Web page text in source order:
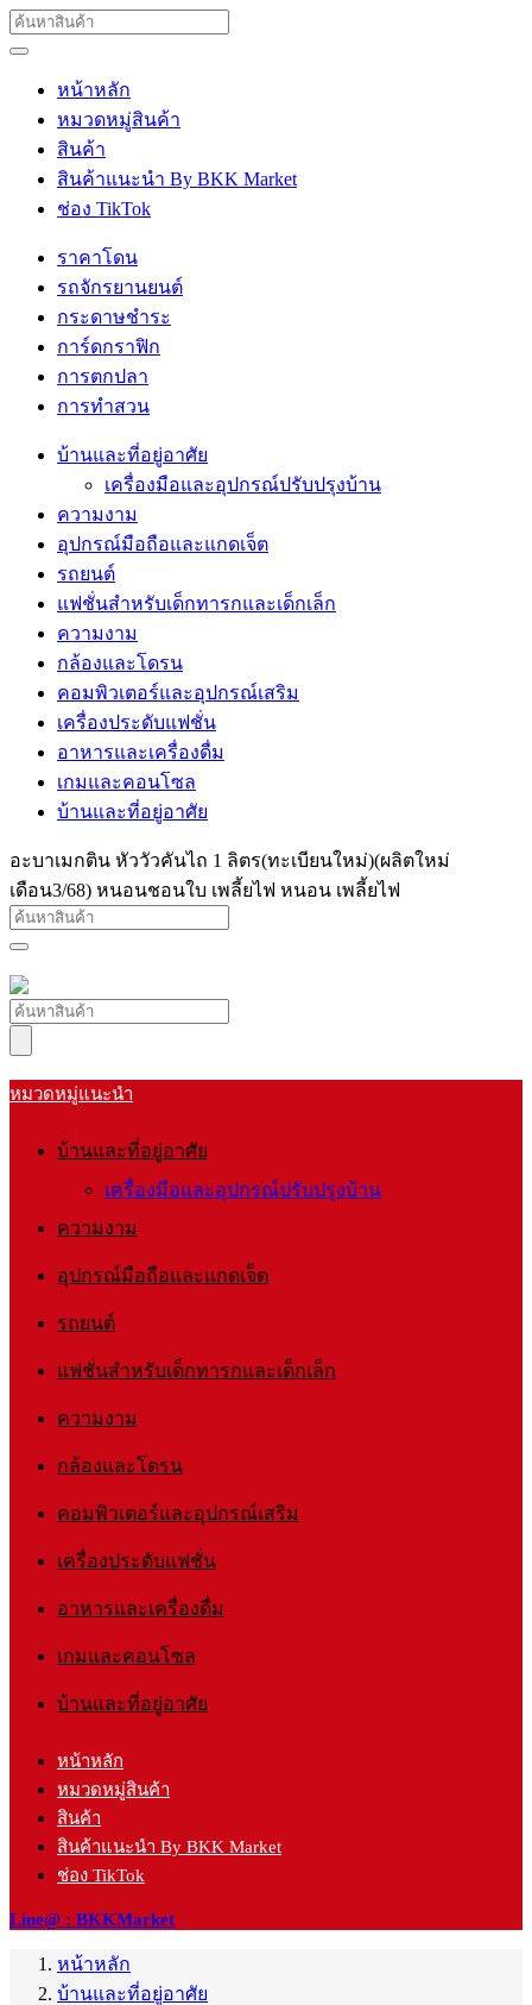
หน้าหลัก
หมวดหมู่สินค้า
สินค้า
สินค้าแนะนำ By BKK Market
ช่อง TikTok
ราคาโดน
รถจักรยานยนต์
กระดาษชำระ
การ์ดกราฟิก
การตกปลา
การทำสวน
บ้านและที่อยู่อาศัย
เครื่องมือและอุปกรณ์ปรับปรุงบ้าน
ความงาม
อุปกรณ์มือถือและแกดเจ็ต
รถยนต์
แฟชั่นสำหรับเด็กทารกและเด็กเล็ก
ความงาม
กล้องและโดรน
คอมพิวเตอร์และอุปกรณ์เสริม
เครื่องประดับแฟชั่น
อาหารและเครื่องดื่ม
เกมและคอนโซล
บ้านและที่อยู่อาศัย
อะบาเมกติน หัววัวคันไถ 1 ลิตร(ทะเบียนใหม่)(ผลิตใหม่
เดือน3/68) หนอนชอนใบ เพลี้ยไฟ หนอน เพลี้ยไฟ
หมวดหมู่แนะนำ
บ้านและที่อยู่อาศัย
เครื่องมือและอุปกรณ์ปรับปรุงบ้าน
ความงาม
อุปกรณ์มือถือและแกดเจ็ต
รถยนต์
แฟชั่นสำหรับเด็กทารกและเด็กเล็ก
ความงาม
กล้องและโดรน
คอมพิวเตอร์และอุปกรณ์เสริม
เครื่องประดับแฟชั่น
อาหารและเครื่องดื่ม
เกมและคอนโซล
บ้านและที่อยู่อาศัย
หน้าหลัก
หมวดหมู่สินค้า
สินค้า
สินค้าแนะนำ By BKK Market
ช่อง TikTok
Line@ : BKKMarket
หน้าหลัก
บ้านและที่อยู่อาศัย